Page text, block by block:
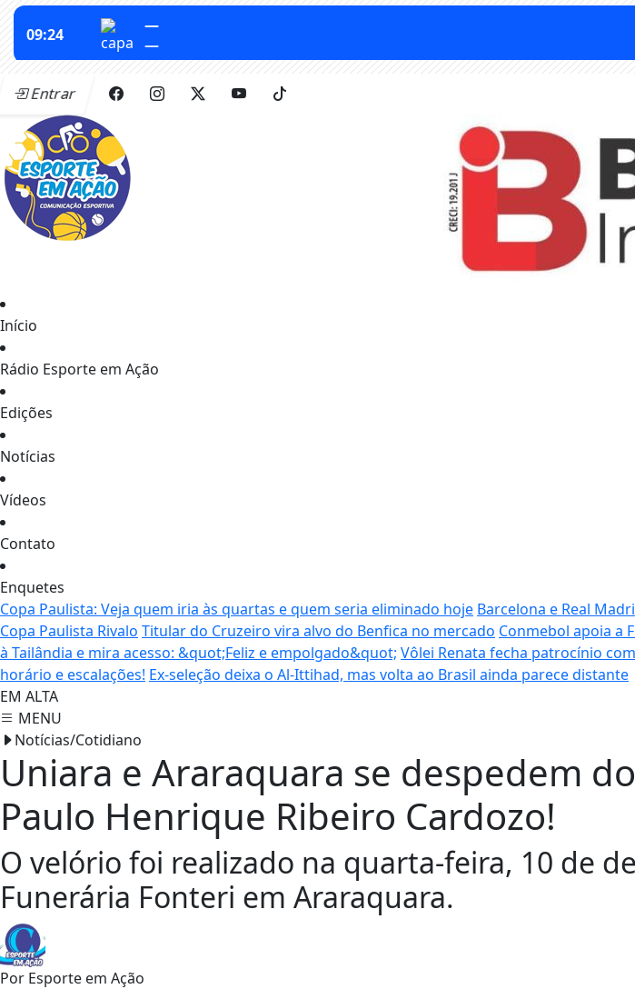
Entrar
Início
Rádio Esporte em Ação
Edições
Notícias
Vídeos
Contato
Enquetes
Copa Paulista: Veja quem iria às quartas e quem seria eliminado hoje Barcelona e Real
Copa Paulista Rivalo Titular do Cruzeiro vira alvo do Benfica no mercado Conmebol apoia a
à Tailândia e mira acesso: &quot;Feliz e empolgado&quot; Vôlei Renata fecha patrocínio
horário e escalações! Ex-seleção deixa o Al-Ittihad, mas volta ao Brasil ainda parece distante
EM ALTA
MENU
Notícias/Cotidiano
Uniara e Araraquara se despedem
Paulo Henrique Ribeiro Cardozo!
O velório foi realizado na quarta-feira, 10 de
Funerária Fonteri em Araraquara.
Por Esporte em Ação